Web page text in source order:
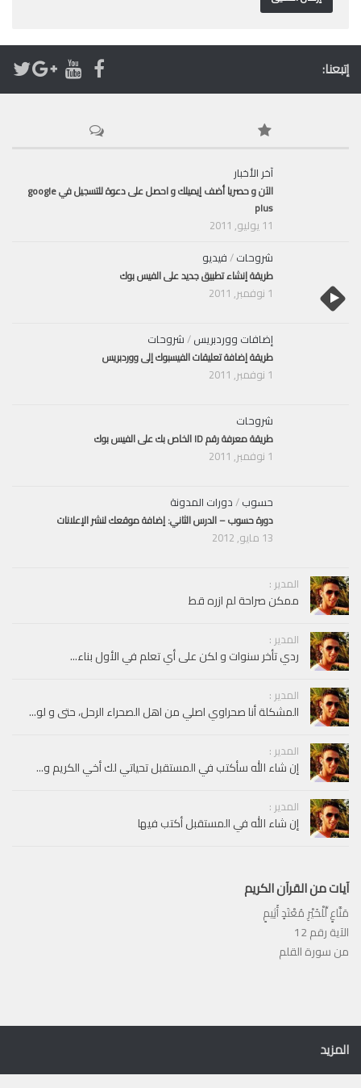
إتبعنا:
آخر الأخبار
الآن و حصريا أضف إيميلك و احصل على دعوة للتسجيل في google
plus
11 يوليو, 2011
شروحات/فيديو
طريقة إنشاء تطبيق جديد على الفيس بوك
1 نوفمبر, 2011
إضافات ووردبريس/شروحات
طريقة إضافة تعليقات الفيسبوك إلى ووردبريس
1 نوفمبر, 2011
شروحات
طريقة معرفة رقم ID الخاص بك على الفيس بوك
1 نوفمبر, 2011
حسوب/دورات المدونة
دورة حسوب – الدرس الثاني: إضافة موقعك لنشر الإعلانات
13 مايو, 2012
المدير :
ممكن صراحة لم ازره قط
المدير :
ردي تأخر سنوات و لكن على أي تعلم في الأول بناء...
المدير :
المشكلة أنا صحراوي اصلي من اهل الصحراء الرحل، حتى و لو...
المدير :
إن شاء الله سأكتب في المستقبل تحياتي لك أخي الكريم و...
المدير :
إن شاء الله في المستقبل أكتب فيها
آيات من القرآن الكريم
مَنَّاعٍ لِّلْخَيْرِ مُعْتَدٍ أَثِيمٍ
الآية رقم 12
من سورة القلم
المزيد